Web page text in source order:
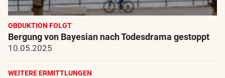
OBDUKTION FOLGT
Bergung von Bayesian nach Todesdrama gestoppt
10.05.2025
WEITERE ERMITTLUNGEN